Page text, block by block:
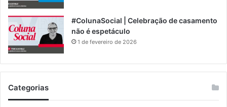
#ColunaSocial | Celebração de casamento
não é espetáculo
1 de fevereiro de 2026
Categorias